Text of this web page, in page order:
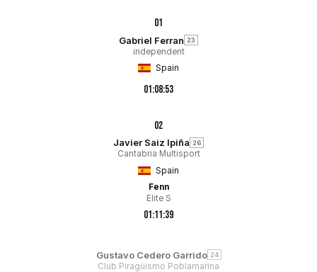
01
Gabriel Ferran 23
independent
Spain
01:08:53
02
Javier Saiz Ipiña 26
Cantabria Multisport
Spain
Fenn
Elite S
01:11:39
Gustavo Cedero Garrido 24
Club Piragüismo Poblamarina